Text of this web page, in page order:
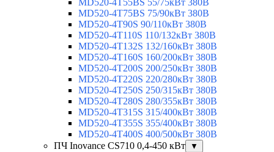
MD520-4T55BS 55/75кВт 380В
MD520-4T75BS 75/90кВт 380В
MD520-4T90S 90/110кВт 380В
MD520-4T110S 110/132кВт 380В
MD520-4T132S 132/160кВт 380В
MD520-4T160S 160/200кВт 380В
MD520-4T200S 200/250кВт 380В
MD520-4T220S 220/280кВт 380В
MD520-4T250S 250/315кВт 380В
MD520-4T280S 280/355кВт 380В
MD520-4T315S 315/400кВт 380В
MD520-4T355S 355/400кВт 380В
MD520-4T400S 400/500кВт 380В
ПЧ Inovance CS710 0,4-450 кВт
▼